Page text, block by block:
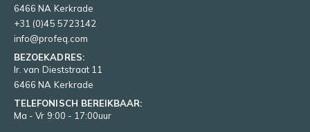
6466 NA Kerkrade
+31 (0)45 5723142
info@profeq.com
BEZOEKADRES:
Ir. van Dieststraat 11
6466 NA Kerkrade
TELEFONISCH BEREIKBAAR:
Ma - Vr 9:00 - 17:00uur